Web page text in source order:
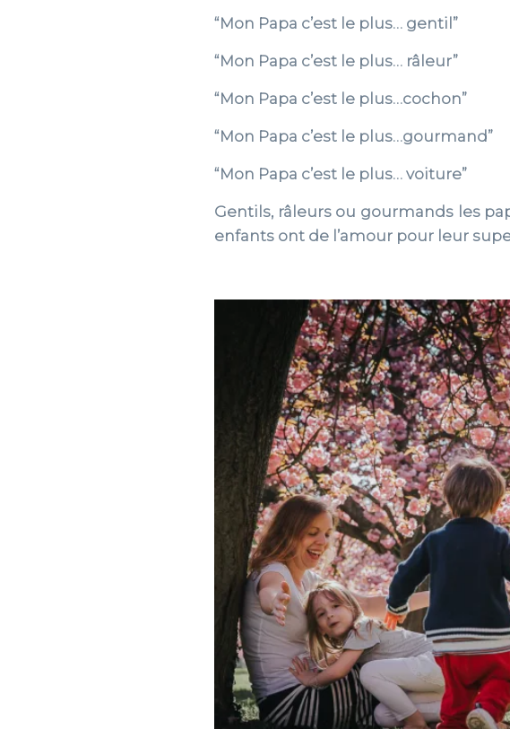
“Mon Papa c’est le plus… gentil”
“Mon Papa c’est le plus… râleur”
“Mon Papa c’est le plus…cochon”
“Mon Papa c’est le plus…gourmand”
“Mon Papa c’est le plus… voiture”
Gentils, râleurs ou gourmands les
enfants ont de l’amour pour leur